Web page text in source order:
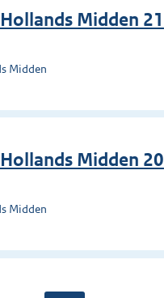
Midden 21
Midden
Midden 20
Midden